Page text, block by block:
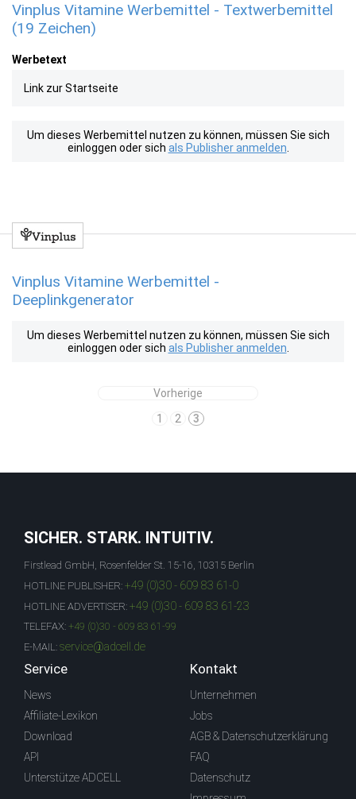
Vinplus Vitamine Werbemittel - Textwerbemittel
(19 Zeichen)
Werbetext
Link zur Startseite
Um dieses Werbemittel nutzen zu können, müssen Sie sich
einloggen oder sich als Publisher anmelden
Vinplus Vitamine Werbemittel -
Deeplinkgenerator
Um dieses Werbemittel nutzen zu können, müssen Sie sich
einloggen oder sich als Publisher anmelden
Vorherige
1
2 3
SICHER. STARK. INTUITIV.
Firstlead GmbH, Rosenfelder St. 15-16, 10315 Berlin
HOTLINE PUBLISHER: +49 (0)30 - 609 83 61-0
HOTLINE ADVERTISER: +49 (0)30 - 609 83 61-23
TELEFAX: +49 (0)30 - 609 83 61-99
E-MAIL: service@adcell.de
Service
News
Affiliate-Lexikon
Download
API
Unterstütze ADCELL
Kontakt
Unternehmen
Jobs
AGB & Datenschutzerklärung
FAQ
Datenschutz